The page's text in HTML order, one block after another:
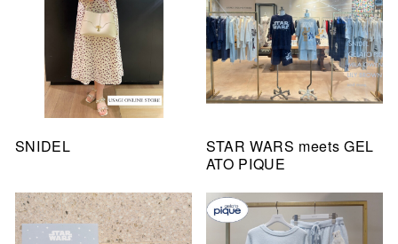
SNIDEL
STAR WARS meets GEL
ATO PIQUE